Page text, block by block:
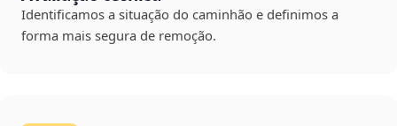
Identificamos a situação do caminhão e definimos a
forma mais segura de remoção.